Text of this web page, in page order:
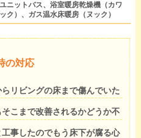
ユニットバス、浴室暖房乾燥機（カワ
ック）、ガス温水床暖房（ヌック）
の対応
リビングの床まで傷んでいた
こまで改善されるかどうか不
事したのでもう床下が腐る心